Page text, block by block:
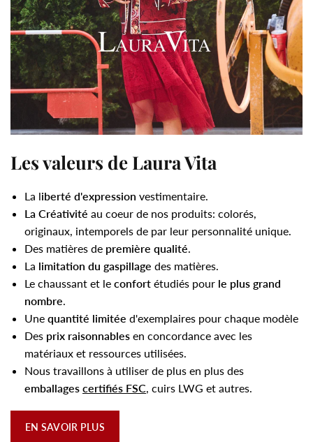
Les valeurs de Laura Vita
La liberté d'expression vestimentaire.
La Créativité au coeur de nos produits: colorés,
originaux, intemporels de par leur personnalité unique.
Des matières de première qualité.
La limitation du gaspillage des matières.
Le chaussant et le confort étudiés pour le plus grand
nombre.
Une quantité limitée d'exemplaires pour chaque modèle
Des prix raisonnables en concordance avec les
matériaux et ressources utilisées.
Nous travaillons à utiliser de plus en plus des
emballages certifiés FSC, cuirs LWG et autres.
EN SAVOIR PLUS